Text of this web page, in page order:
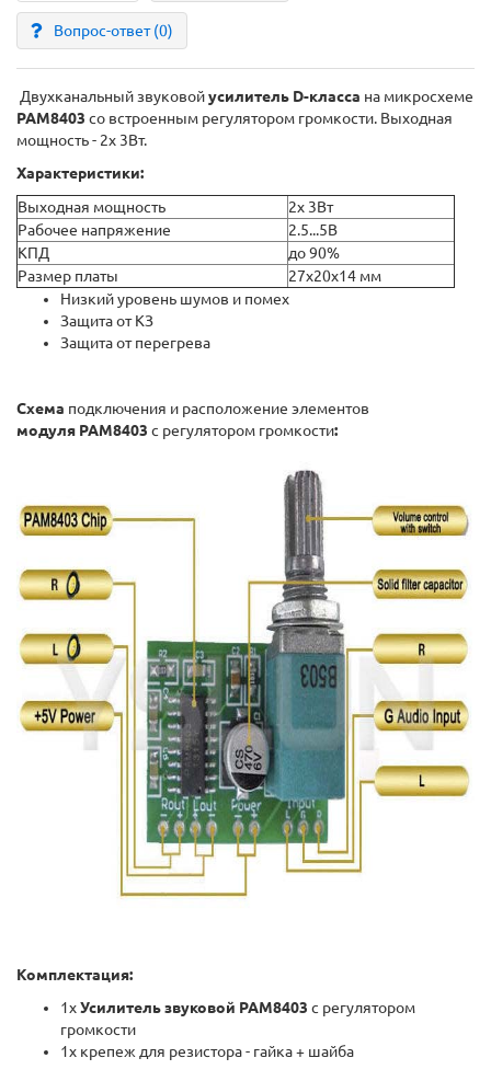
Вопрос-ответ(0)
Двухканальный звуковойусилитель D-класса на микросхеме
PAM8403 со встроенным регулятором громкости. Выходная
мощность - 2x 3Вт.
Характеристики:
Выходная мощность
2x 3Вт
Рабочее напряжение
2.5...5В
КПД
до 90%
Размер платы
27х20х14 мм
Низкий уровень шумов и помех
Защита от КЗ
Защита от перегрева
Схема подключения и расположение элементов
модуля PAM8403 с регулятором громкости:
Комплектация:
1хУсилитель звуковой PAM8403 с регулятором
громкости
1х крепеж для резистора - гайка + шайба